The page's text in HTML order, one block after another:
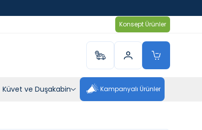
Konsept Ürünler
Küvet ve Duşakabin Kampanyalı Ürünler